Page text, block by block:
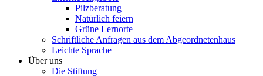
Pilzberatung
Natürlich feiern
Grüne Lernorte
Schriftliche Anfragen aus dem Abgeordnetenhaus
Leichte Sprache
Über uns
Die Stiftung